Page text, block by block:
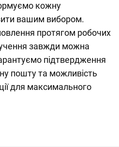
кожну
вашим вибором.
протягом робочих
завжди можна
підтвердження
пошту та можливість
для максимального